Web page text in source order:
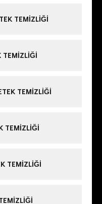
TEMIZLIĞI
TEMIZLIĞI
TEMIZLIĞI
TEMIZLIĞI
TEMIZLIĞI